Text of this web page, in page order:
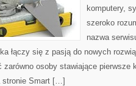
komputery,
szeroko
nazwa
łączy się z pasją do nowych
zarówno osoby stawiające pierwsze
stronie Smart […]